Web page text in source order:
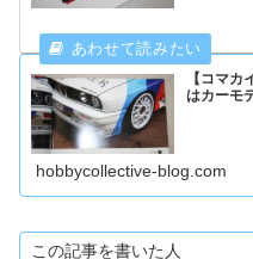
【コマ
はカーモ
hobbycollective-blog.com
この記事を書いた人